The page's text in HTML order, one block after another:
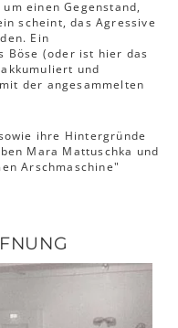
einen Gegenstand,
scheint, das Agressive
Ein
Böse (oder ist hier das
und
der angesammelten
ihre Hintergründe
Mara Mattuschka und
Arschmaschine"